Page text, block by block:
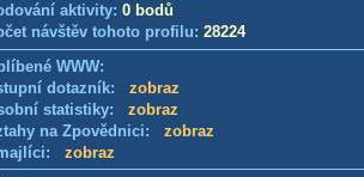
aktivity: 0 bodů
návštěv tohoto profilu: 28224
WWW:
dotazník: zobraz
statistiky: zobraz
na Zpovědnici: zobraz
zobraz